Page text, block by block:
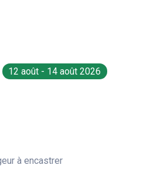
12 août - 14 août 2026
à encastrer